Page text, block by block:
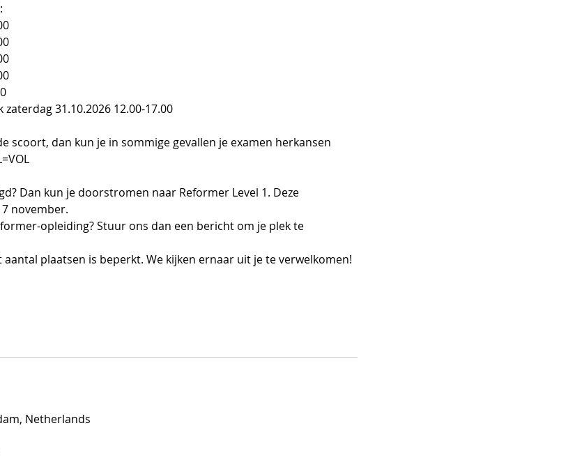
31.10.2026 12.00-17.00
scoort, dan kun je in sommige gevallen je examen herkansen
Dan kun je doorstromen naar Reformer Level 1. Deze
november.
opleiding? Stuur ons dan een bericht om je plek te
plaatsen is beperkt. We kijken ernaar uit je te verwelkomen!
Netherlands